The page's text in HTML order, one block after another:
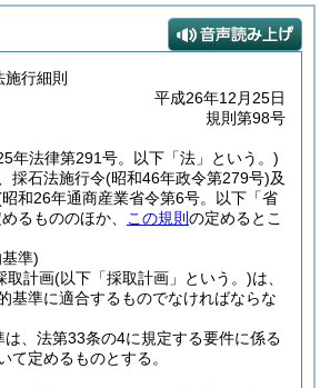
行細則
平成26年12月25日
規則第98号
年法律第291号。以下「法」という。)
採石法施行令(昭和46年政令第279号)及
和26年通商産業省令第6号。以下「省
るもののほか、 この規則 の定めるとこ
準)
取計画(以下「採取計画」という。)は、
基準に適合するものでなければならな
は、法第33条の4に規定する要件に係る
て定めるものとする。